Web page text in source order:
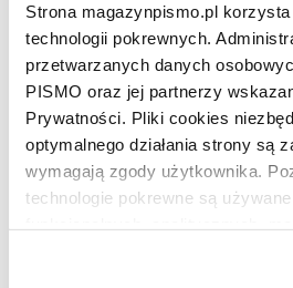
Strona magazynpismo.pl
technologii pokrewnych.
przetwarzanych danych
PISMO oraz jej partnerzy
Prywatności. Pliki cookies
optymalnego działania strony są
wymagają zgody użytkownika.
technologie pokrewne są
dobrowolną zgodę na pliki
Charlie Jeer. Nie